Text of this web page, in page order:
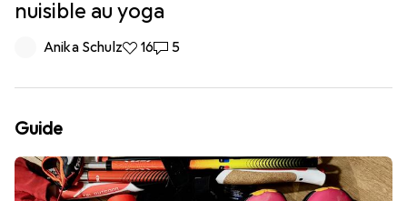
nuisible au yoga
Anika Schulz16 likes
165 commentaires
5
Guide